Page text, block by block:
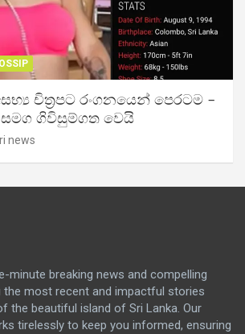
චිත්‍රපට රංගනයෙන් පෙරටම –
සමග ගිවිසුම්ගත වෙයි
news
minute breaking news and compelling
the most recent and impactful stories
the beautiful island of Sri Lanka. Our
tirelessly to keep you informed, ensuring